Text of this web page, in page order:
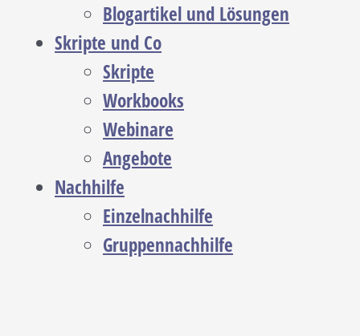
Blogartikel und Lösungen
Skripte und Co
Skripte
Workbooks
Webinare
Angebote
Nachhilfe
Einzelnachhilfe
Gruppennachhilfe